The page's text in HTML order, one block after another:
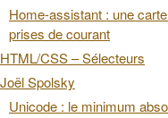
Home-assistant : une
prises de courant
HTML/CSS – Sélecteurs
Joël Spolsky
Unicode : le minimum